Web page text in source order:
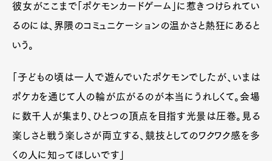
彼女がここまで「ポケモンカードゲーム」に惹きつけられてい
るのには、界隈のコミュニケーションの温かさと熱狂にあると
いう。
「子どもの頃は一人で遊んでいたポケモンでしたが、いまは
ポケカを通じて人の輪が広がるのが本当にうれしくて。会場
に数千人が集まり、ひとつの頂点を目指す光景は圧巻。見る
楽しさと戦う楽しさが両立する、競技としてのワクワク感を多
くの人に知ってほしいです」